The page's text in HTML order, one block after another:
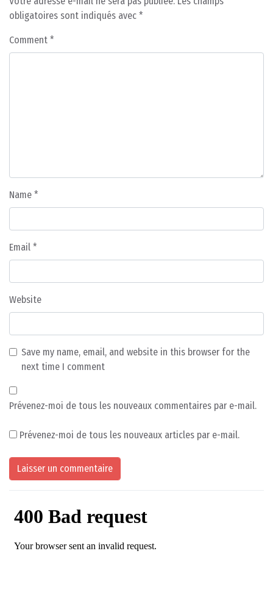
obligatoires sont indiqués avec *
Comment *
Name *
Email *
Website
Save my name, email, and website in this browser for the
next time I comment
Prévenez-moi de tous les nouveaux commentaires par e-mail.
Prévenez-moi de tous les nouveaux articles par e-mail.